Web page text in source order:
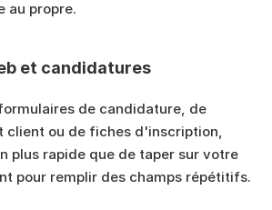
au propre.
et candidatures
de candidature, de
client ou de fiches d'inscription,
plus rapide que de taper sur votre
pour remplir des champs répétitifs.